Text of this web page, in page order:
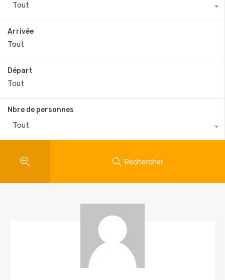
Tout
Arrivée
Départ
Nbre de personnes
Tout
Rechercher